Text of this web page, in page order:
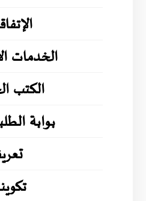
الخدمات
الكتب
بوابة